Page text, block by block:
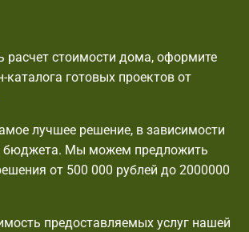
расчет стоимости дома, оформите
каталога готовых проектов от
лучшее решение, в зависимости
бюджета. Мы можем предложить
от 500 000 рублей до 2000000
предоставляемых услуг нашей